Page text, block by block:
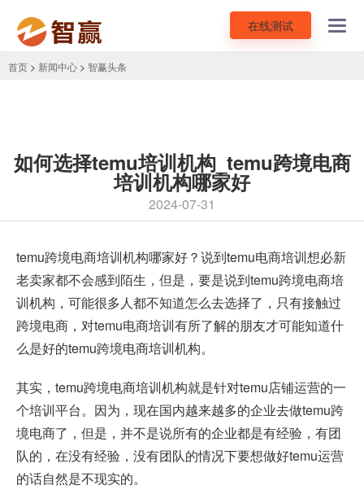
在线测试
首页 > 新闻中心 > 智赢头条
如何选择temu培训机构_temu跨境电商
培训机构哪家好
2024-07-31
temu跨境电商培训机构哪家好？说到temu电商培训想必新
老卖家都不会感到陌生，但是，要是说到temu跨境电商培
训机构，可能很多人都不知道怎么去选择了，只有接触过
跨境电商，对temu电商培训有所了解的朋友才可能知道什
么是好的temu跨境电商培训机构。
其实，temu跨境电商培训机构就是针对temu店铺运营的一
个培训平台。因为，现在国内越来越多的企业去做temu跨
境电商了，但是，并不是说所有的企业都是有经验，有团
队的，在没有经验，没有团队的情况下要想做好temu运营
的话自然是不现实的。